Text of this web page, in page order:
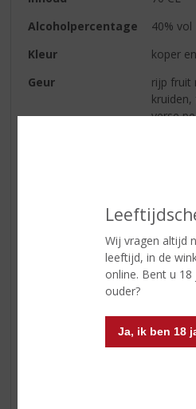
Wij vragen altijd
leeftijd, in de
online. Bent u
ouder?
Ja, ik ben 18
Alcoholpercentage
40% vol
Kleur
koper
Geur
rijp fruit
verse
citroen
Reviews